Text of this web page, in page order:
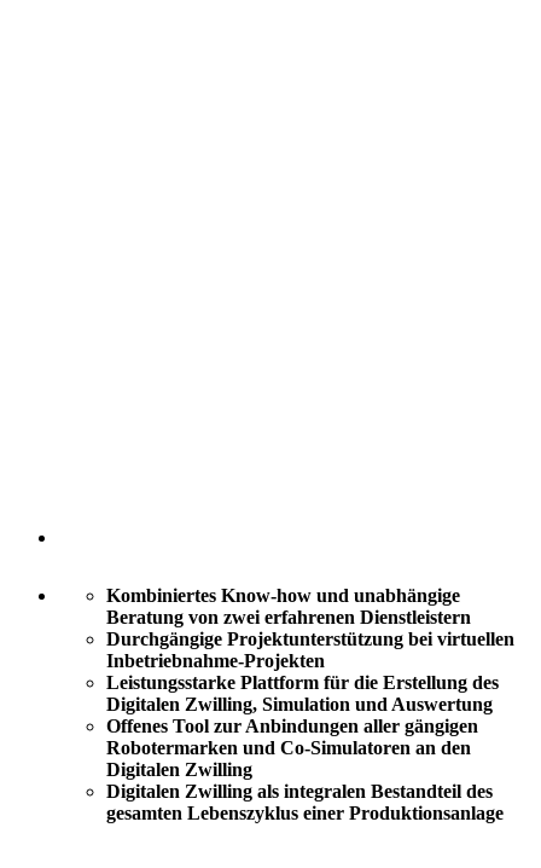
Kombiniertes Know-how und unabhängige
Beratung von zwei erfahrenen Dienstleistern
Durchgängige Projektunterstützung bei virtuellen
Inbetriebnahme-Projekten
Leistungsstarke Plattform für die Erstellung des
Digitalen Zwilling, Simulation und Auswertung
Offenes Tool zur Anbindungen aller gängigen
Robotermarken und Co-Simulatoren an den
Digitalen Zwilling
Digitalen Zwilling als integralen Bestandteil des
gesamten Lebenszyklus einer Produktionsanlage